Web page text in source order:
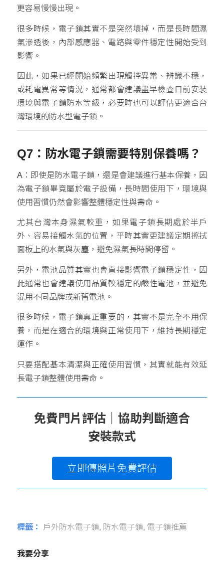
更容易慢慢出現。
很多時候，電子鎖其實不是突然壞掉，而是長時間濕
氣滲透後，內部感應器、電路與零件穩定性開始受到
影響。
因此，如果已經開始頻繁出現觸控異常、辨識不穩，
或耗電異常等情況，通常都會建議盡早檢查目前安裝
環境與電子鎖防水等級，必要時也可以評估更適合台
灣環境的防水型電子鎖。
Q7：防水電子鎖需要特別保養嗎？
A：即使是防水電子鎖，還是會建議進行基本保養，因
為電子鎖畢竟屬於電子設備，長時間使用下，環境與
使用習慣仍然會影響整體穩定性與壽命。
尤其台灣本身濕氣較重，如果電子鎖長期處於半戶
外、容易接觸水氣的位置，平時其實更建議定期擦拭
面板上的水氣與灰塵，避免濕氣長時間停留。
另外，電池品質其實也會直接影響電子鎖穩定性，因
此通常也會建議使用品質較穩定的鹼性電池，並避免
混用不同品牌或新舊電池。
很多時候，電子鎖真正重要的，其實不是完全不用保
養，而是在適合的環境與正常使用下，維持長期穩定
運作。
只要搭配基本清潔與正確使用習慣，其實就能有效延
長電子鎖整體使用壽命。
免費門片評估｜協助判斷適合
安裝款式
立即傳照片免費評估
標籤： 戶外防水電子鎖, 防水電子鎖, 電子鎖推薦
我要分享